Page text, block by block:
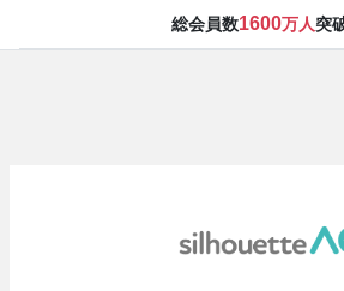
総会員数1600万人突